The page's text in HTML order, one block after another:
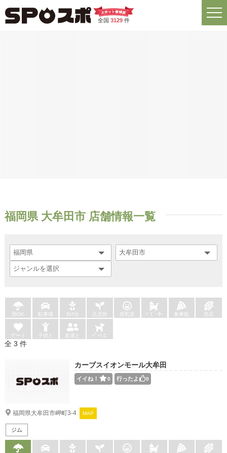
全国 3129件
福岡県 大牟田市 店舗情報一覧
雨OK 駐車場 ｵﾑﾂ台 託児所 授乳室 ﾍﾞﾋﾞｰｶｰ 食事処 売店
デート 子供と 友達と ﾍﾟｯﾄと
全 3 件
カーブスイオンモール大牟田
イイね！ 0 行ったよ 0
福岡県大牟田市岬町3-4 MAP
ジム